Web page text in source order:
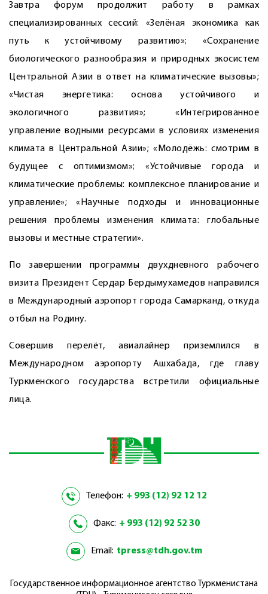
Завтра форум продолжит работу в рамках
специализированных сессий: «Зелёная экономика как
путь к устойчивому развитию»; «Сохранение
биологического разнообразия и природных экосистем
Центральной Азии в ответ на климатические вызовы»;
«Чистая энергетика: основа устойчивого и
экологичного развития»; «Интег­рированное
управление водными ресурсами в условиях изменения
климата в Центральной Азии»; «Молодёжь: смотрим в
будущее с оптимизмом»; «Устойчивые города и
климатические проблемы: комплексное планирование и
управление»; «Научные подходы и инновационные
решения проблемы изменения климата: глобальные
вызовы и местные стратегии».
По завершении программы двухдневного рабочего
визита Президент Сердар Бердымухамедов направился
в Международный аэропорт города Самарканд, откуда
отбыл на Родину.
Совершив перелёт, авиалайнер приземлился в
Международном аэропорту Ашхабада, где главу
Туркменского государства встретили официальные
лица.
Телефон: + 993 (12) 92 12 12
Факс: + 993 (12) 92 52 30
Email: tpress@tdh.gov.tm
Государственное информационное агентство Туркменистана